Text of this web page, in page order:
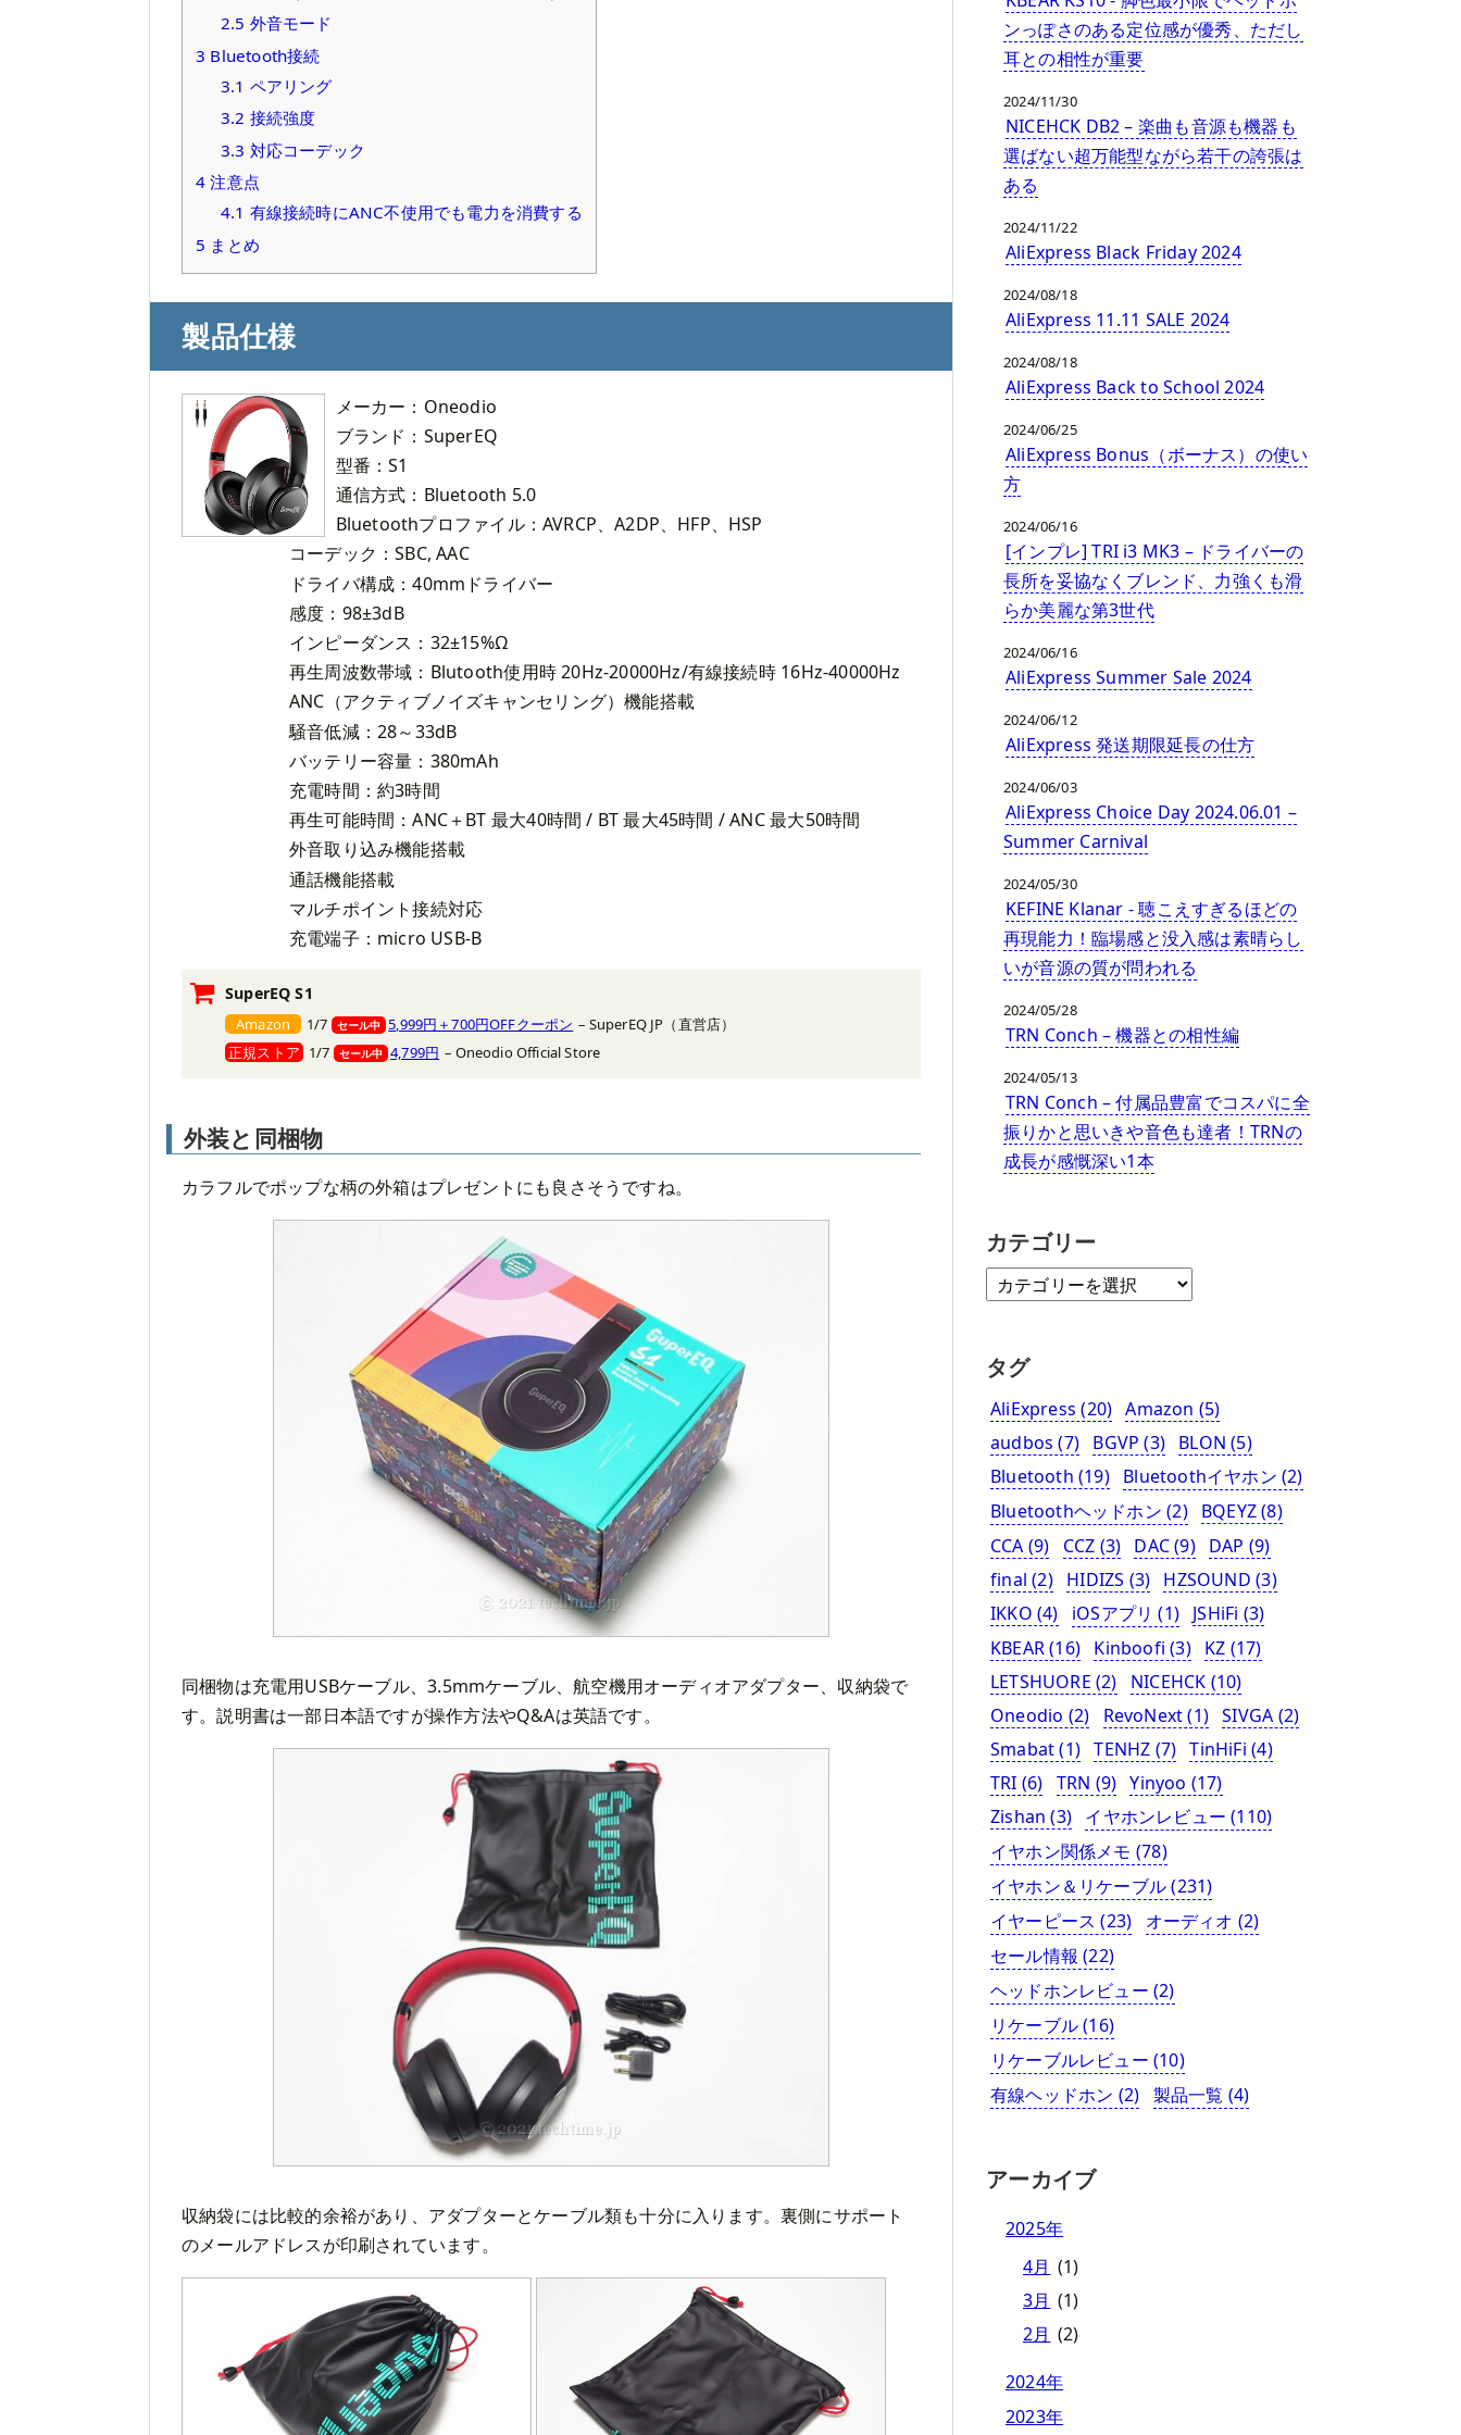
2.5 外音モード
3 Bluetooth接続
3.1 ペアリング
3.2 接続強度
3.3 対応コーデック
4 注意点
4.1 有線接続時にANC不使用でも電力を消費する
5 まとめ
製品仕様
メーカー：Oneodio
ブランド：SuperEQ
型番：S1
通信方式：Bluetooth 5.0
Bluetoothプロファイル：AVRCP、A2DP、HFP、HSP
コーデック：SBC, AAC
ドライバ構成：40mmドライバー
感度：98±3dB
インピーダンス：32±15%Ω
再生周波数帯域：Blutooth使用時 20Hz-20000Hz/有線接続時 16Hz-40000Hz
ANC（アクティブノイズキャンセリング）機能搭載
騒音低減：28～33dB
バッテリー容量：380mAh
充電時間：約3時間
再生可能時間：ANC＋BT 最大40時間 / BT 最大45時間 / ANC 最大50時間
外音取り込み機能搭載
通話機能搭載
マルチポイント接続対応
充電端子：micro USB-B
SuperEQ S1
Amazon 1/7 セール中 5,999円＋700円OFFクーポン – SuperEQ JP（直営店）
正規ストア 1/7 セール中 4,799円 – Oneodio Official Store
外装と同梱物
カラフルでポップな柄の外箱はプレゼントにも良さそうですね。
同梱物は充電用USBケーブル、3.5mmケーブル、航空機用オーディオアダプター、収納袋で
す。説明書は一部日本語ですが操作方法やQ&Aは英語です。
収納袋には比較的余裕があり、アダプターとケーブル類も十分に入ります。裏側にサポート
のメールアドレスが印刷されています。
ンっぽさのある定位感が優秀、ただし
耳との相性が重要
2024/11/30
NICEHCK DB2 – 楽曲も音源も機器も
選ばない超万能型ながら若干の誇張は
ある
2024/11/22
AliExpress Black Friday 2024
2024/08/18
AliExpress 11.11 SALE 2024
2024/08/18
AliExpress Back to School 2024
2024/06/25
AliExpress Bonus（ボーナス）の使い
方
2024/06/16
[インプレ] TRI i3 MK3 – ドライバーの
長所を妥協なくブレンド、力強くも滑
らか美麗な第3世代
2024/06/16
AliExpress Summer Sale 2024
2024/06/12
AliExpress 発送期限延長の仕方
2024/06/03
AliExpress Choice Day 2024.06.01 –
Summer Carnival
2024/05/30
KEFINE Klanar - 聴こえすぎるほどの
再現能力！臨場感と没入感は素晴らし
いが音源の質が問われる
2024/05/28
TRN Conch – 機器との相性編
2024/05/13
TRN Conch – 付属品豊富でコスパに全
振りかと思いきや音色も達者！TRNの
成長が感慨深い1本
カテゴリー
タグ
AliExpress (20) Amazon (5)
audbos (7) BGVP (3) BLON (5)
Bluetooth (19) Bluetoothイヤホン (2)
Bluetoothヘッドホン (2) BQEYZ(8)
CCA (9) CCZ (3) DAC(9) DAP (9)
final (2) HIDIZS (3) HZSOUND (3)
IKKO (4) iOSアプリ (1) JSHiFi (3)
KBEAR(16) Kinboofi (3) KZ (17)
LETSHUORE (2) NICEHCK (10)
Oneodio (2) RevoNext(1) SIVGA (2)
Smabat(1) TENHZ (7) TinHiFi (4)
TRI (6) TRN (9) Yinyoo (17)
Zishan (3) イヤホンレビュー (110)
イヤホン関係メモ (78)
イヤホン＆リケーブル(231)
イヤーピース (23) オーディオ (2)
セール情報 (22)
ヘッドホンレビュー (2)
リケーブル(16)
リケーブルレビュー (10)
有線ヘッドホン (2) 製品一覧 (4)
アーカイブ
2025年
4月 (1)
3月 (1)
2月 (2)
2024年
2023年